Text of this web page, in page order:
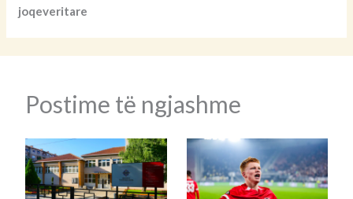
joqeveritare
Postime të ngjashme